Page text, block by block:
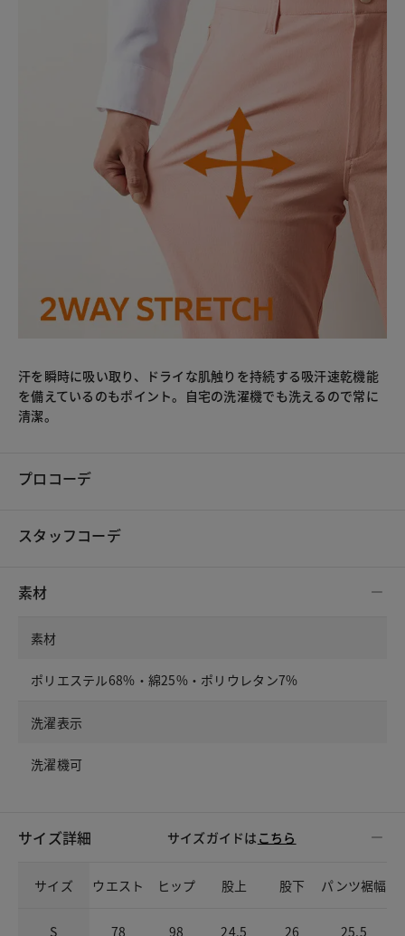
汗を瞬時に吸い取り、ドライな肌触りを持続する吸汗速乾機能
を備えているのもポイント。自宅の洗濯機でも洗えるので常に
清潔。
プロコーデ
スタッフコーデ
素材
素材
ポリエステル68%・綿25%・ポリウレタン7%
洗濯表示
洗濯機可
サイズ詳細 サイズガイドは こちら
サイズ ウエスト ヒップ 股上 股下 パンツ裾幅
S 78 98 24.5 26 25.5